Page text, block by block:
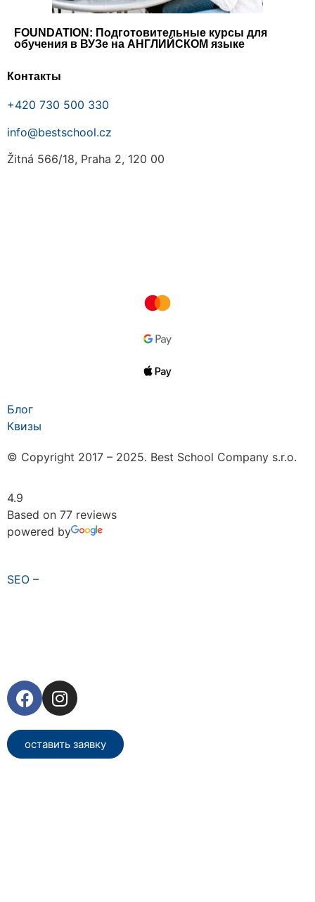
FOUNDATION: Подготовительные курсы для
обучения в ВУЗе на АНГЛИЙСКОМ языке
Контакты
+420 730 500 330
info@bestschool.cz
Žitná 566/18, Praha 2, 120 00
Блог
Квизы
© Copyright 2017 – 2025. Best School Company s.r.o.
4.9
Based on 77 reviews
powered by
SEO –
оставить заявку